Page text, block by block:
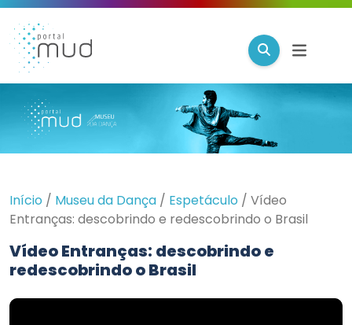
Início / Museu da Dança / Espetáculo / Vídeo
Entranças: descobrindo e redescobrindo o Brasil
Vídeo Entranças: descobrindo e
redescobrindo o Brasil